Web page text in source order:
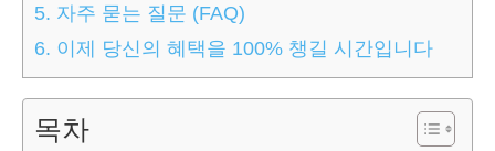
5. 자주 묻는 질문 (FAQ)
6. 이제 당신의 혜택을 100% 챙길 시간입니다
목차